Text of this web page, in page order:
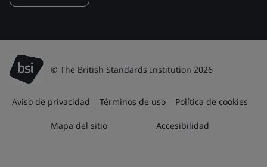
© The British Standards Institution 2026
Aviso de privacidad Términos de uso Política de cookies
Mapa del sitio Accesibilidad